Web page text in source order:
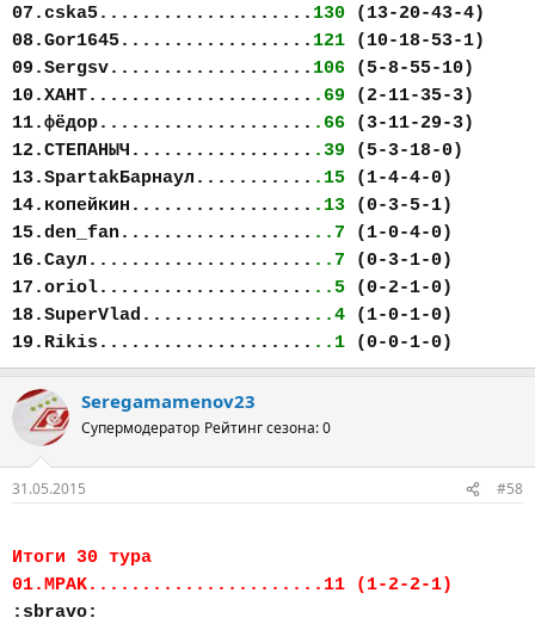
07.cska5.................... 130 (13-20-43-4)
08.Gor1645.................. 121 (10-18-53-1)
09.Sergsv................... 106 (5-8-55-10)
10.ХАНТ..................... .69 (2-11-35-3)
11.фёдор.................... .66 (3-11-29-3)
12.СТЕПАНЫЧ................. .39 (5-3-18-0)
13.SpartakБарнаул........... .15 (1-4-4-0)
14.копейкин................. .13 (0-3-5-1)
15.den_fan.................. ..7 (1-0-4-0)
16.Саул..................... ..7 (0-3-1-0)
17.oriol.................... ..5 (0-2-1-0)
18.SuperVlad................ ..4 (1-0-1-0)
19.Rikis.................... ..1 (0-0-1-0)
Seregamamenov23
Супермодератор Рейтинг сезона: 0
31.05.2015 #58
Итоги 30 тура
01.MPAK......................11 (1-2-2-1)
:sbravo: